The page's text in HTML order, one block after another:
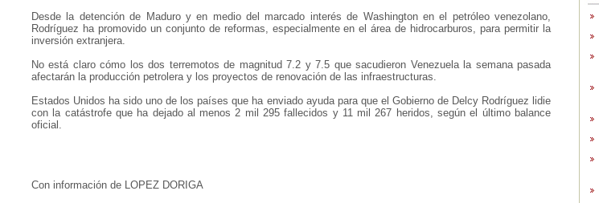
Desde la detención de Maduro y en medio del marcado interés de Washington en el petróleo venezolano,
Rodríguez ha promovido un conjunto de reformas, especialmente en el área de hidrocarburos, para permitir la
inversión extranjera.
No está claro cómo los dos terremotos de magnitud 7.2 y 7.5 que sacudieron Venezuela la semana pasada
afectarán la producción petrolera y los proyectos de renovación de las infraestructuras.
Estados Unidos ha sido uno de los países que ha enviado ayuda para que el Gobierno de Delcy Rodríguez lidie
con la catástrofe que ha dejado al menos 2 mil 295 fallecidos y 11 mil 267 heridos, según el último balance
oficial.
Con información de LOPEZ DORIGA